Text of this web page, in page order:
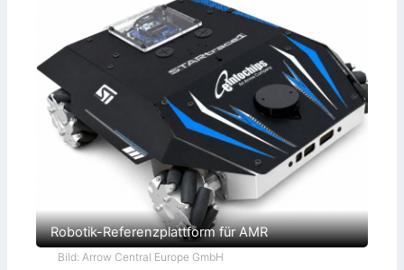
Robotik-Referenzplattform für AMR
Bild: Arrow Central Europe GmbH